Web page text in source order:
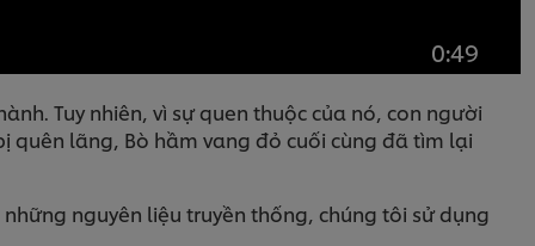
0:49
Tuy nhiên, vì sự quen thuộc của nó, con người
quên lãng, Bò hầm vang đỏ cuối cùng đã tìm lại
nguyên liệu truyền thống, chúng tôi sử dụng